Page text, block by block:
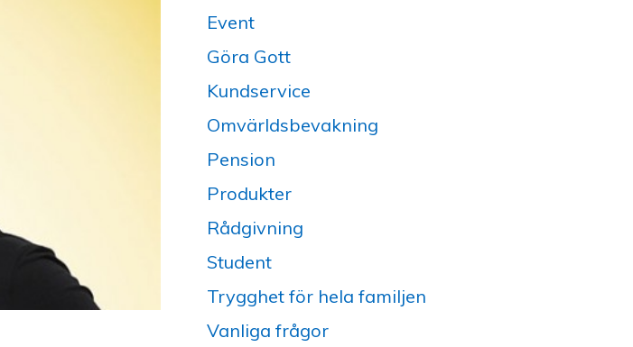
Event
Göra Gott
Kundservice
Omvärldsbevakning
Pension
Produkter
Rådgivning
Student
Trygghet för hela familjen
Vanliga frågor